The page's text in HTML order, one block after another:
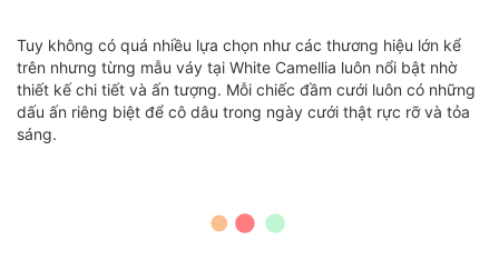
Tuy không có quá nhiều lựa chọn như các thương hiệu lớn kể
trên nhưng từng mẫu váy tại White Camellia luôn nổi bật nhờ
thiết kế chi tiết và ấn tượng. Mỗi chiếc đầm cưới luôn có những
dấu ấn riêng biệt để cô dâu trong ngày cưới thật rực rỡ và tỏa
sáng.